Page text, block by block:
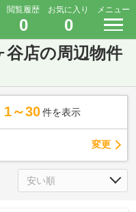
閲覧履歴
0
お気に入り
0
メニュー
店の周辺物件
1～30 件を表示
変更